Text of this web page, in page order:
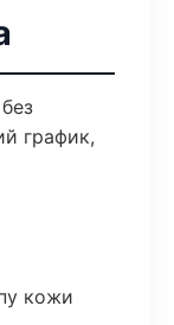
график,
кожи